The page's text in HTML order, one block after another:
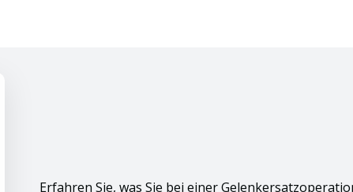
Erfahren Sie, was Sie bei einer